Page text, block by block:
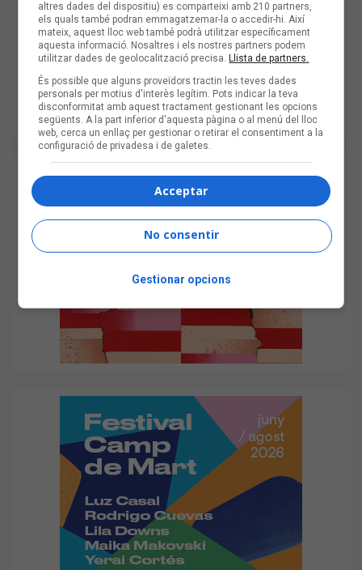
altres dades del dispositiu) es comparteixi amb 210 partners,
els quals també podran emmagatzemar-la o accedir-hi. Així
mateix, aquest lloc web també podrà utilitzar específicament
aquesta informació. Nosaltres i els nostres partners podem
utilitzar dades de geolocalització precisa. Llista de partners.
És possible que alguns proveïdors tractin les teves dades
personals per motius d'interès legítim. Pots indicar la teva
disconformitat amb aquest tractament gestionant les opcions
següents. A la part inferior d'aquesta pàgina o al menú del lloc
web, cerca un enllaç per gestionar o retirar el consentiment a la
configuració de privadesa i de galetes.
Acceptar
No consentir
Gestionar opcions